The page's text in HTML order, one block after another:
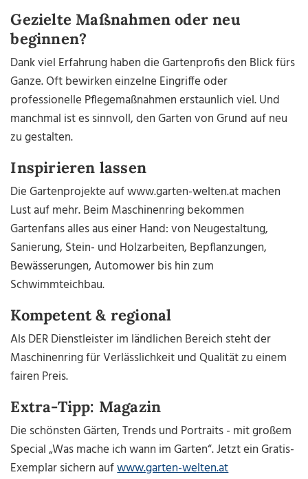
Gezielte Maßnahmen oder neu
beginnen?
Dank viel Erfahrung haben die Gartenprofis den Blick fürs
Ganze. Oft bewirken einzelne Eingriffe oder
professionelle Pflegemaßnahmen erstaunlich viel. Und
manchmal ist es sinnvoll, den Garten von Grund auf neu
zu gestalten.
Inspirieren lassen
Die Gartenprojekte auf www.garten-welten.at machen
Lust auf mehr. Beim Maschinenring bekommen
Gartenfans alles aus einer Hand: von Neugestaltung,
Sanierung, Stein- und Holzarbeiten, Bepflanzungen,
Bewässerungen, Automower bis hin zum
Schwimmteichbau.
Kompetent & regional
Als DER Dienstleister im ländlichen Bereich steht der
Maschinenring für Verlässlichkeit und Qualität zu einem
fairen Preis.
Extra-Tipp: Magazin
Die schönsten Gärten, Trends und Portraits - mit großem
Special „Was mache ich wann im Garten“. Jetzt ein Gratis-
Exemplar sichern aufwww.garten-welten.at